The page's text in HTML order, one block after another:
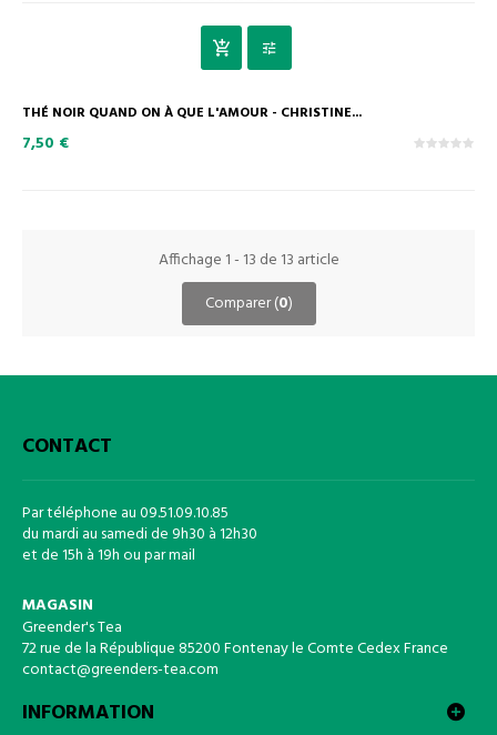
THÉ NOIR QUAND ON À QUE L'AMOUR - CHRISTINE...
7,50 €
Affichage 1 - 13 de 13 article
Comparer (0)
CONTACT
Par téléphone au 09.51.09.10.85
du mardi au samedi de 9h30 à 12h30
et de 15h à 19h ou par mail
MAGASIN
Greender's Tea
72 rue de la République 85200 Fontenay le Comte Cedex France
contact@greenders-tea.com
INFORMATION